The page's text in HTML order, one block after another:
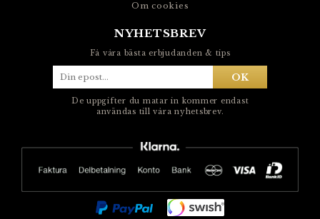
Om cookies
NYHETSBREV
Få våra bästa erbjudanden & tips
OK
De uppgifter du matar in kommer endast
användas till våra nyhetsbrev.